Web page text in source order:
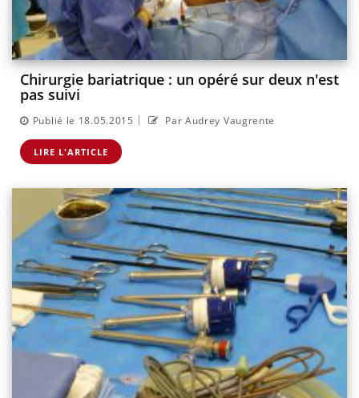
Chirurgie bariatrique : un opéré sur deux n'est
pas suivi
Publié le 18.05.2015 | Par Audrey Vaugrente
LIRE L'ARTICLE